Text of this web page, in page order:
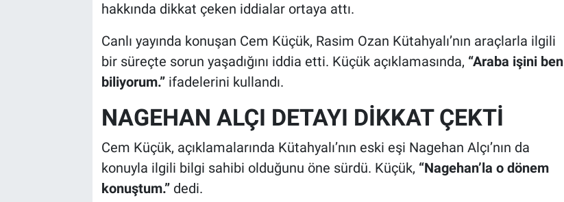
hakkında dikkat çeken iddialar ortaya attı.
Canlı yayında konuşan Cem Küçük, Rasim Ozan Kütahyalı’nın araçlarla ilgili
bir süreçte sorun yaşadığını iddia etti. Küçük açıklamasında, “Araba işini ben
biliyorum.”ifadelerini kullandı.
NAGEHAN ALÇI DETAYI DİKKAT ÇEKTİ
Cem Küçük, açıklamalarında Kütahyalı’nın eski eşi Nagehan Alçı’nın da
konuyla ilgili bilgi sahibi olduğunu öne sürdü. Küçük, “Nagehan’la o dönem
konuştum.”dedi.